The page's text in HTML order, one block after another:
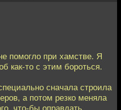
помогло при хамстве. Я
как-то с этим бороться.
сначала строила
а потом резко меняла